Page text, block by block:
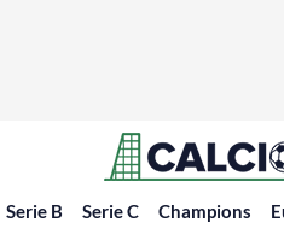
Serie B Serie C Champions